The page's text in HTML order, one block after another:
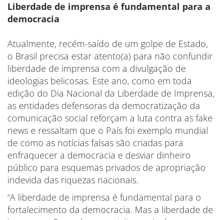
Liberdade de imprensa é fundamental para a
democracia
Atualmente, recém-saído de um golpe de Estado,
o Brasil precisa estar atento(a) para não confundir
liberdade de imprensa com a divulgação de
ideologias belicosas. Este ano, como em toda
edição do Dia Nacional da Liberdade de Imprensa,
as entidades defensoras da democratização da
comunicação social reforçam a luta contra as fake
news e ressaltam que o País foi exemplo mundial
de como as notícias falsas são criadas para
enfraquecer a democracia e desviar dinheiro
público para esquemas privados de apropriação
indevida das riquezas nacionais.
“A liberdade de imprensa é fundamental para o
fortalecimento da democracia. Mas a liberdade de